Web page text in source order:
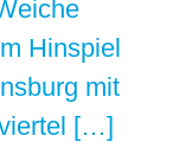
Hinspiel
mit
[…]